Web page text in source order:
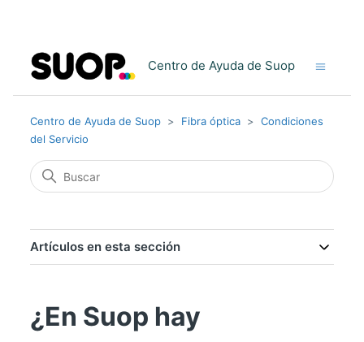
Centro de Ayuda de Suop
Centro de Ayuda de Suop Fibra óptica
Condiciones
del Servicio
Artículos en esta sección
¿En Suop hay